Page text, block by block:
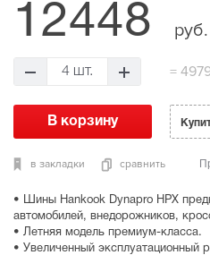
• Шины Hankook Dynapro HPX
автомобилей, внедорожников,
• Летняя модель премиум-класса.
• Увеличенный эксплуатационный
12448 руб.
4 шт. =
в закладки сравнить